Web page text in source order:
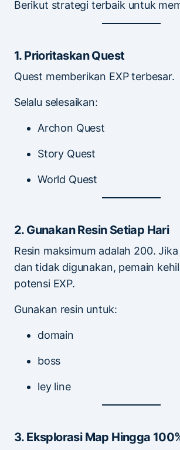
Berikut strategi terbaik untuk
1. Prioritaskan Quest
Quest memberikan EXP terbesar.
Selalu selesaikan:
Archon Quest
Story Quest
World Quest
2. Gunakan Resin Setiap Hari
Resin maksimum adalah 200.
dan tidak digunakan, pemain
potensi EXP.
Gunakan resin untuk:
domain
boss
ley line
3. Eksplorasi Map Hingga